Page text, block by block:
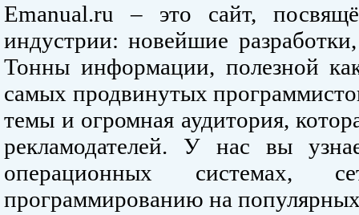
Emanual.ru – это сайт,
индустрии: новейшие
Тонны информации, полезной
самых продвинутых
темы и огромная аудитория,
рекламодателей. У нас вы
операционных системах,
программированию на